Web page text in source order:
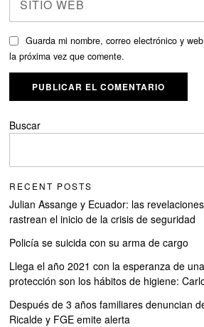
Guarda mi nombre, correo electrónico y
la próxima vez que comente.
Buscar
RECENT POSTS
Julian Assange y Ecuador: las
rastrean el inicio de la crisis de seguridad
Policía se suicida con su arma de cargo
Llega el año 2021 con la esperanza de
protección son los hábitos de higiene:
Después de 3 años familiares denuncian
Ricalde y FGE emite alerta